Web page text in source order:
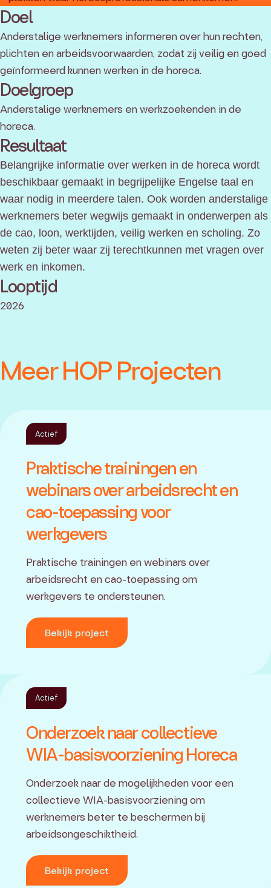
Doel
Anderstalige werknemers informeren over hun rechten,
plichten en arbeidsvoorwaarden, zodat zij veilig en goed
geïnformeerd kunnen werken in de horeca.
Doelgroep
Anderstalige werknemers en werkzoekenden in de
horeca.
Resultaat
Belangrijke informatie over werken in de horeca wordt
beschikbaar gemaakt in begrijpelijke Engelse taal en
waar nodig in meerdere talen. Ook worden anderstalige
werknemers beter wegwijs gemaakt in onderwerpen als
de cao, loon, werktijden, veilig werken en scholing. Zo
weten zij beter waar zij terechtkunnen met vragen over
werk en inkomen.
Looptijd
2026
Meer HOP Projecten
Actief
Praktische trainingen en
webinars over arbeidsrecht en
cao-toepassing voor
werkgevers
Praktische trainingen en webinars over
arbeidsrecht en cao-toepassing om
werkgevers te ondersteunen.
Bekijk project
Actief
Onderzoek naar collectieve
WIA-basisvoorziening Horeca
Onderzoek naar de mogelijkheden voor een
collectieve WIA-basisvoorziening om
werknemers beter te beschermen bij
arbeidsongeschiktheid.
Bekijk project